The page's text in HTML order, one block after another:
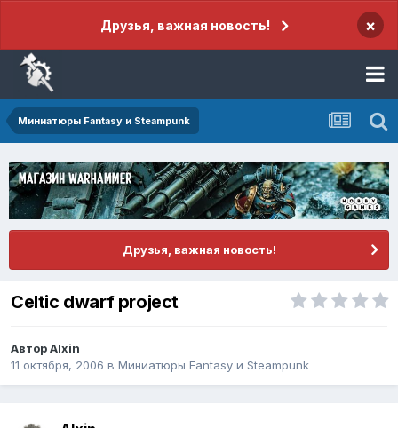
Друзья, важная новость! ×
Миниатюры Fantasy и Steampunk
Друзья, важная новость!
Celtic dwarf project
АвторAlxin
11 октября, 2006 в Миниатюры Fantasy и Steampunk